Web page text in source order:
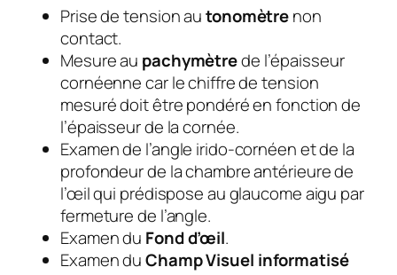
Prise de tension autonomètrenon
contact.
Mesure au pachymètrede l’épaisseur
cornéenne car le chiffre de tension
mesuré doit être pondéré en fonction de
l’épaisseur de la cornée.
Examen de l’angle irido-cornéen et de la
profondeur de la chambre antérieure de
l’œil qui prédispose au glaucome aigu par
fermeture de l’angle.
Examen du Fond d’œil.
Examen duChamp Visuel informatisé